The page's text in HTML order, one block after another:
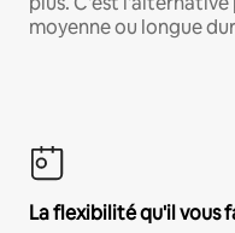
moyenne ou longue
La flexibilité qu'il vous